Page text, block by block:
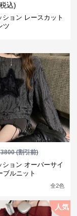
込)
ション レースカット
ツ
3800(割引前)
ション オーバーサイ
ブルニット
全2色
人気